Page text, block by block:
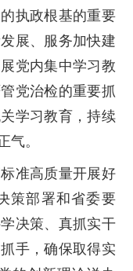
执政根基的重要
展、服务加快建
党内集中学习教
党治检的重要抓
学习教育，持续
。
准高质量开展好
策部署和省委要
决策、真抓实干
手，确保取得实